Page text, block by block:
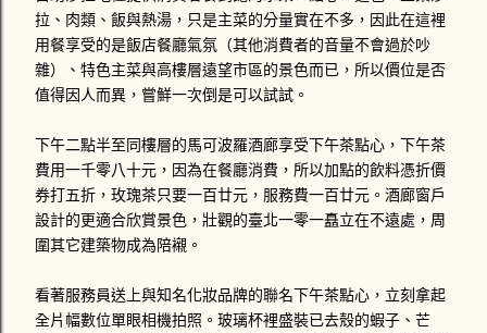
勒！警察就說驗傷單準備好就掛電話，大概是可以告對方過失
傷害。我來不及問那接下來要怎麼辦。心情鬱悶的我跑去找讀
法律系的學妹，他說發生車禍拍照前一定不能移動車輛，不然
警察沒...
拉、肉類、飯與熱湯，只是主菜的分量實在不多，因此在這裡
用餐享受的是飯店餐廳氣氛（其他消費者的音量不會過於吵
雜）、特色主菜與高樓層遠望市區的景色而已，所以價位是否
值得因人而異，嘗鮮一次倒是可以試試。
下午二點半至同樓層的馬可波羅酒廊享受下午茶點心，下午茶
費用一千零八十元，因為在餐廳消費，所以加點的飲料憑折價
券打五折，玫瑰茶只要一百廿元，服務費一百廿元。酒廊窗戶
設計的更適合欣賞景色，壯觀的臺北一零一矗立在不遠處，周
圍其它建築物成為陪襯。
看著服務員送上與知名化妝品牌的聯名下午茶點心，立刻拿起
全片幅數位單眼相機拍照。玻璃杯裡盛裝已去殼的蝦子、芒